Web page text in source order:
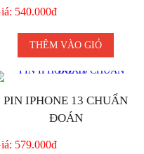
540.000đ
THÊM VÀO GIỎ
PIN IPHONE 13 CHUẨN
ĐOÁN
579.000đ